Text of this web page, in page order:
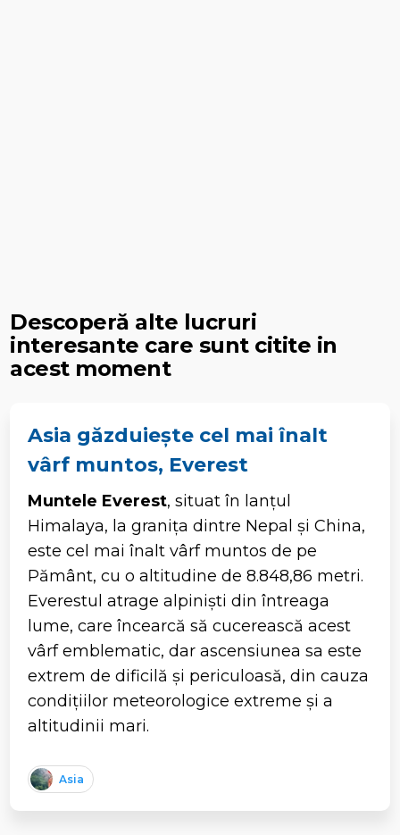
Descoperă alte lucruri
interesante care sunt citite in
acest moment
Asia găzduiește cel mai înalt
vârf muntos, Everest
Muntele Everest, situat în lanțul
Himalaya, la granița dintre Nepal și China,
este cel mai înalt vârf muntos de pe
Pământ, cu o altitudine de 8.848,86 metri.
Everestul atrage alpiniști din întreaga
lume, care încearcă să cucerească acest
vârf emblematic, dar ascensiunea sa este
extrem de dificilă și periculoasă, din cauza
condițiilor meteorologice extreme și a
altitudinii mari.
Asia